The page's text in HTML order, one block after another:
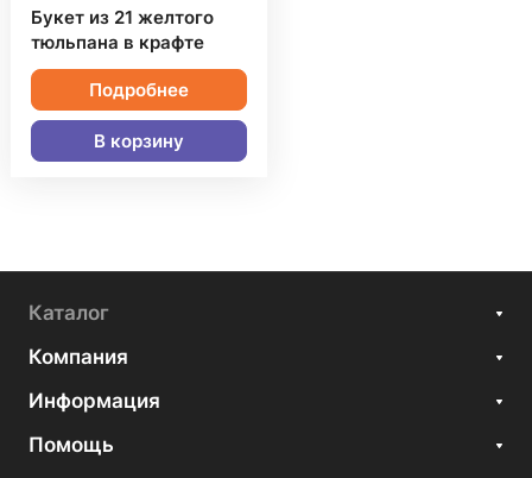
Букет из 21 желтого
тюльпана в крафте
Подробнее
В корзину
Каталог
Компания
Информация
Помощь